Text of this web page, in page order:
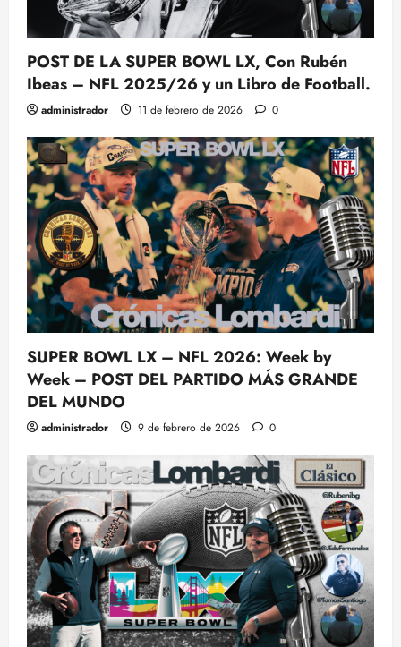
POST DE LA SUPER BOWL LX, Con Rubén
Ibeas – NFL 2025/26 y un Libro de Football.
administrador 11 de febrero de 2026 0
SUPER BOWL LX – NFL 2026: Week by
Week – POST DEL PARTIDO MÁS GRANDE
DEL MUNDO
administrador 9 de febrero de 2026 0